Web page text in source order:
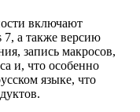
включают
а также версию
запись макросов,
и, что особенно
языке, что